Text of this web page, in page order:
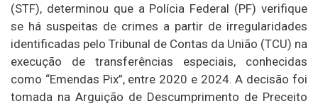
(STF), determinou que a Polícia Federal (PF) verifique
se há suspeitas de crimes a partir de irregularidades
identificadas pelo Tribunal de Contas da União (TCU) na
execução de transferências especiais, conhecidas
como “Emendas Pix”, entre 2020 e 2024. A decisão foi
tomada na Arguição de Descumprimento de Preceito